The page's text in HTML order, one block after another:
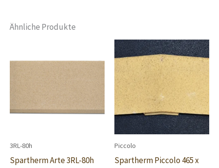
Ähnliche Produkte
3RL-80h
Spartherm Arte 3RL-80h
Piccolo
Spartherm Piccolo 465 x